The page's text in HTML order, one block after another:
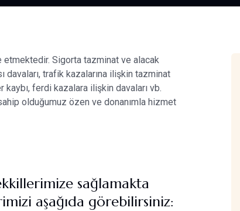
etmektedir. Sigorta tazminat ve alacak
davaları, trafik kazalarına ilişkin tazminat
ferdi kazalara ilişkin davaları vb.
olduğumuz özen ve donanımla hizmet
sağlamakta
aşağıda görebilirsiniz: